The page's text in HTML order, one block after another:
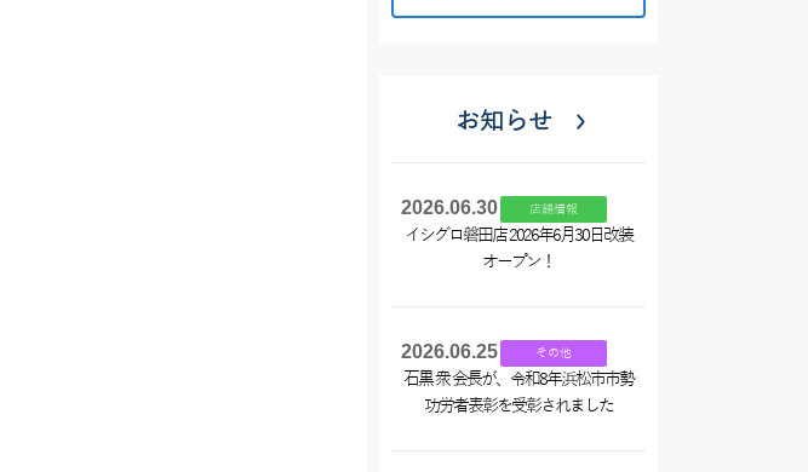
お知らせ
2026.06.30 店舗情報
イシグロ磐田店 2026年6月30日改装
オープン！
2026.06.25 その他
石黒 衆 会長が、令和8年浜松市市勢
功労者表彰を受彰されました